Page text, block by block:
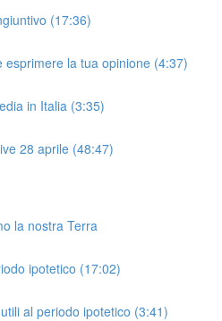
(17:36)
esprimere la tua opinione (4:37)
in Italia (3:35)
28 aprile (48:47)
la nostra Terra
ipotetico (17:02)
al periodo ipotetico (3:41)